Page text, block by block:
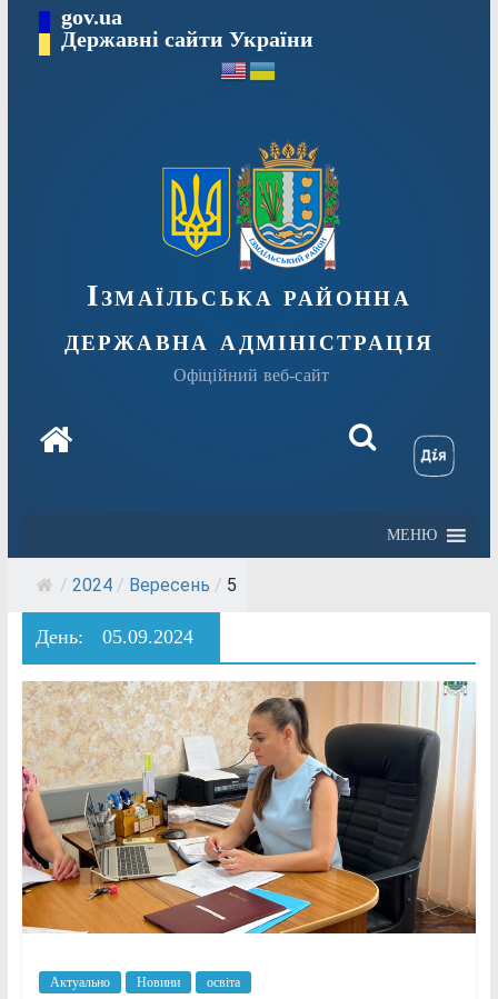
вмісту
gov.ua
Державні сайти України
Ізмаїльська районна
державна адміністрація
Офіційний веб-сайт
МЕНЮ
/ 2024 / Вересень / 5
День: 05.09.2024
Актуально Новини освіта